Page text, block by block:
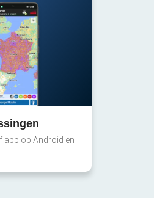
app op Android en